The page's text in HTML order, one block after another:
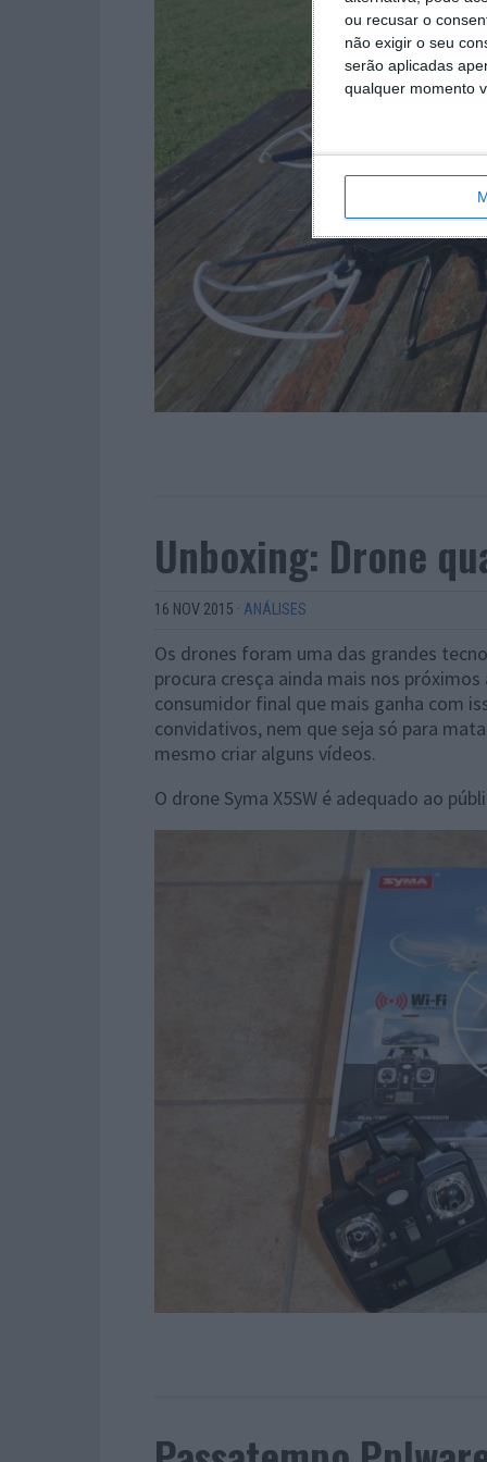
ou recusar o
não exigir o seu
serão aplicadas
qualquer momento
Unboxing: Drone
16 NOV 2015 · ANÁLISES
Os drones foram uma das grandes
procura cresça ainda mais nos
consumidor final que mais ganha com
convidativos, nem que seja só para
mesmo criar alguns vídeos.
O drone Syma X5SW é adequado ao